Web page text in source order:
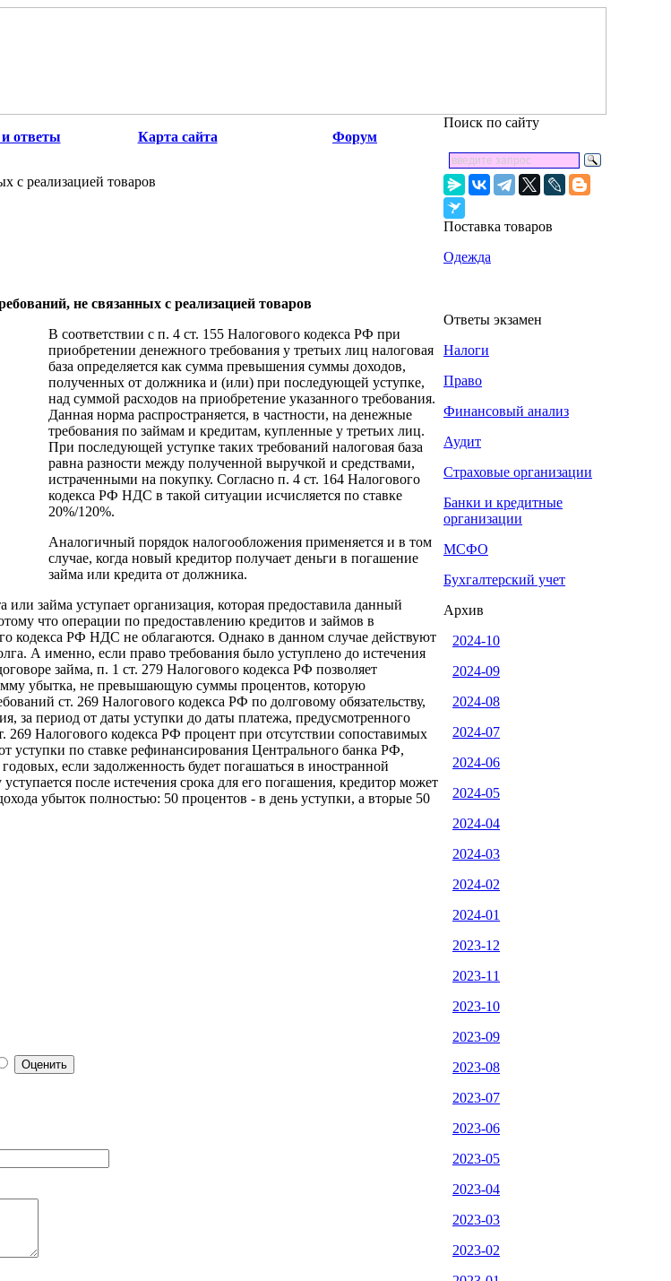
ответы Карта сайта Форум
с реализацией товаров
не связанных с реализацией товаров
В соответствии с п. 4 ст. 155 Налогового кодекса РФ при
приобретении денежного требования у третьих лиц налоговая
база определяется как сумма превышения суммы доходов,
полученных от должника и (или) при последующей уступке,
над суммой расходов на приобретение указанного требования.
Данная норма распространяется, в частности, на денежные
требования по займам и кредитам, купленные у третьих лиц.
При последующей уступке таких требований налоговая база
равна разности между полученной выручкой и средствами,
истраченными на покупку. Согласно п. 4 ст. 164 Налогового
кодекса РФ НДС в такой ситуации исчисляется по ставке
20%/120%.
Аналогичный порядок налогообложения применяется и в том
случае, когда новый кредитор получает деньги в погашение
займа или кредита от должника.
займа уступает организация, которая предоставила данный
что операции по предоставлению кредитов и займов в
кодекса РФ НДС не облагаются. Однако в данном случае действуют
А именно, если право требования было уступлено до истечения
займа, п. 1 ст. 279 Налогового кодекса РФ позволяет
убытка, не превышающую суммы процентов, которую
ст. 269 Налогового кодекса РФ по долговому обязательству,
за период от даты уступки до даты платежа, предусмотренного
269 Налогового кодекса РФ процент при отсутствии сопоставимых
уступки по ставке рефинансирования Центрального банка РФ,
если задолженность будет погашаться в иностранной
после истечения срока для его погашения, кредитор может
убыток полностью: 50 процентов - в день уступки, а вторые 50
Поиск по сайту
Поставка товаров
Одежда
Ответы экзамен
Налоги
Право
Финансовый анализ
Аудит
Страховые организации
Банки и кредитные
организации
МСФО
Бухгалтерский учет
Архив
2024-10
2024-09
2024-08
2024-07
2024-06
2024-05
2024-04
2024-03
2024-02
2024-01
2023-12
2023-11
2023-10
2023-09
2023-08
2023-07
2023-06
2023-05
2023-04
2023-03
2023-02